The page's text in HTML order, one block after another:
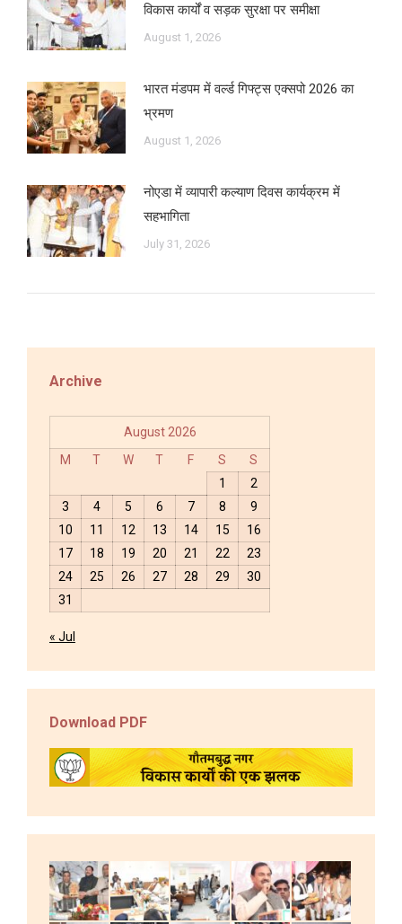
विकास कार्यों व सड़क सुरक्षा पर समीक्षा
August 1, 2026
भारत मंडपम में वर्ल्ड गिफ्ट्स एक्सपो 2026 का
भ्रमण
August 1, 2026
नोएडा में व्यापारी कल्याण दिवस कार्यक्रम में
सहभागिता
July 31, 2026
Archive
August 2026
M
T W T F S
S
1
2
3
4 5 6 7 8
9
10
11 12 13 14 15
16
17
18 19 20 21 22
23
24
25 26 27 28 29
30
31
« Jul
Download PDF